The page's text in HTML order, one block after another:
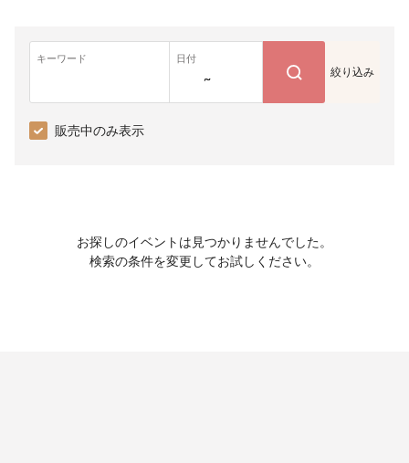
キーワード 日付
~ 絞り込み
販売中のみ表示
お探しのイベントは見つかりませんでした。
検索の条件を変更してお試しください。